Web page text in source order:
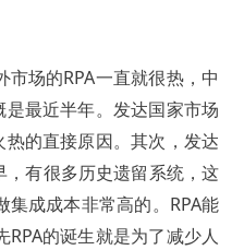
场的RPA一直就很热，中
是最近半年。发达国家市场
热的直接原因。其次，发达
有很多历史遗留系统，这
成成本非常高的。 RPA能
的诞生就是为了减少人